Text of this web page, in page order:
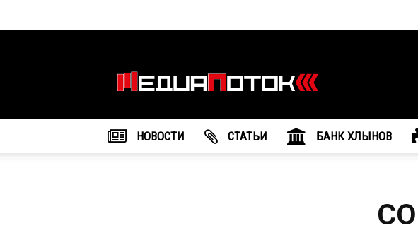
агентство
"МедиаПоток"
НОВОСТИ CТАТЬИ БАНК ХЛЫНОВ